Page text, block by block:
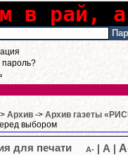
в рай,
Архив -> Архив газеты
выбором
A- A